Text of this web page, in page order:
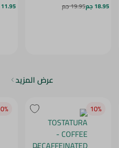
18.95 جم
19.95 جم
11.95 جم
عرض المزيد
10‎%‎